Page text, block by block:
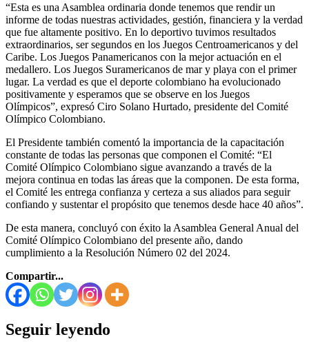
“Esta es una Asamblea ordinaria donde tenemos que rendir un
informe de todas nuestras actividades, gestión, financiera y la verdad
que fue altamente positivo. En lo deportivo tuvimos resultados
extraordinarios, ser segundos en los Juegos Centroamericanos y del
Caribe. Los Juegos Panamericanos con la mejor actuación en el
medallero. Los Juegos Suramericanos de mar y playa con el primer
lugar. La verdad es que el deporte colombiano ha evolucionado
positivamente y esperamos que se observe en los Juegos
Olímpicos”, expresó Ciro Solano Hurtado, presidente del Comité
Olímpico Colombiano.
El Presidente también comentó la importancia de la capacitación
constante de todas las personas que componen el Comité: “El
Comité Olímpico Colombiano sigue avanzando a través de la
mejora continua en todas las áreas que la componen. De esta forma,
el Comité les entrega confianza y certeza a sus aliados para seguir
confiando y sustentar el propósito que tenemos desde hace 40 años”.
De esta manera, concluyó con éxito la Asamblea General Anual del
Comité Olímpico Colombiano del presente año, dando
cumplimiento a la Resolución Número 02 del 2024.
Compartir...
Seguir leyendo